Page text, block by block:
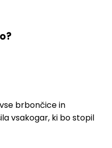
brbončice in
vsakogar, ki bo stopil